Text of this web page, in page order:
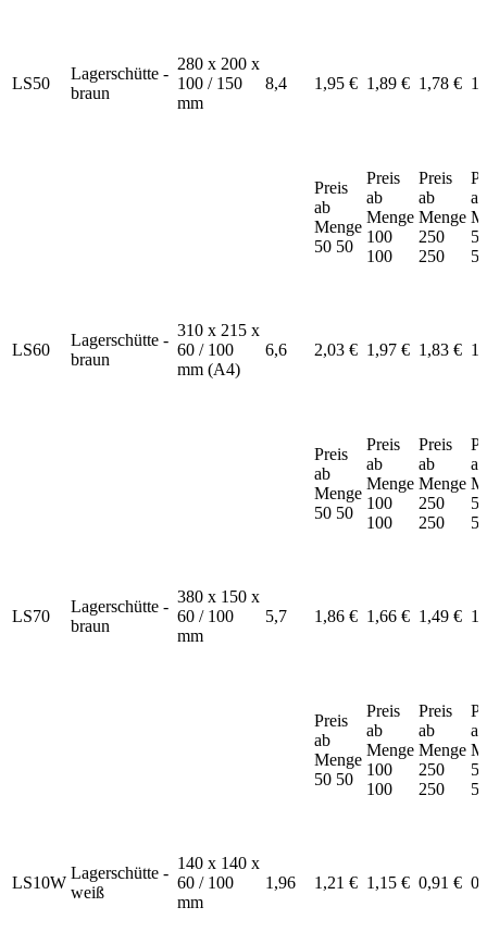
LS50
Lagerschütte -
braun
280 x 200 x
100 / 150
mm
8,4 1,95 € 1,89 € 1,78 €
Preis
ab
Menge
50 50
Preis
ab
Menge
100
100
Preis
ab
Menge
250
250
ab
LS60
Lagerschütte -
braun
310 x 215 x
60 / 100
mm (A4)
6,6 2,03 € 1,97 € 1,83 €
Preis
ab
Menge
50 50
Preis
ab
Menge
100
100
Preis
ab
Menge
250
250
ab
LS70
Lagerschütte -
braun
380 x 150 x
60 / 100
mm
5,7 1,86 € 1,66 € 1,49 €
Preis
ab
Menge
50 50
Preis
ab
Menge
100
100
Preis
ab
Menge
250
250
ab
LS10W
Lagerschütte -
weiß
140 x 140 x
60 / 100
mm
1,96 1,21 € 1,15 € 0,91 €